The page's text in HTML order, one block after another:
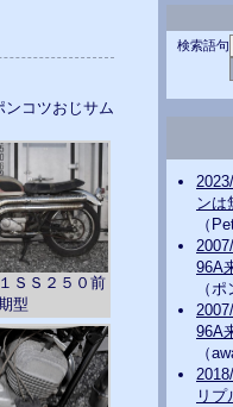
ンコツおじサム
ＳＳ２５０前
型
検索語句
ンは
（
96A
（
96A
（
リプ